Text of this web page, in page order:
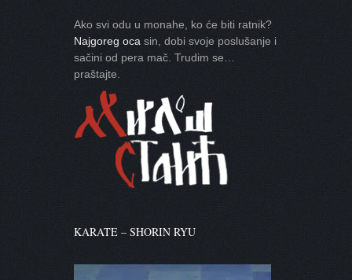
Ako svi odu u monahe, ko će biti ratnik?
Najgoreg oca sin, dobi svoje poslušanje i
sačini od pera mač. Trudim se…
praštajte.
KARATE – SHORIN RYU